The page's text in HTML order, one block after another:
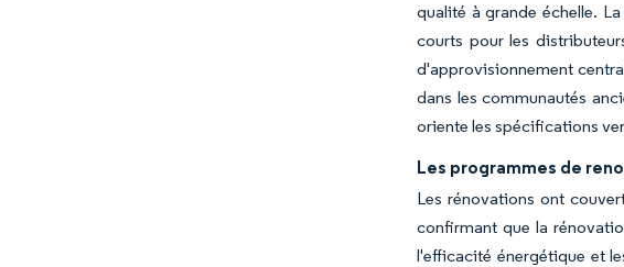
qualité à grande échelle.
courts pour les
d'approvisionnement
dans les communautés
oriente les spécifications
Les programmes de
Les rénovations ont
confirmant que la
l'efficacité énergétique et